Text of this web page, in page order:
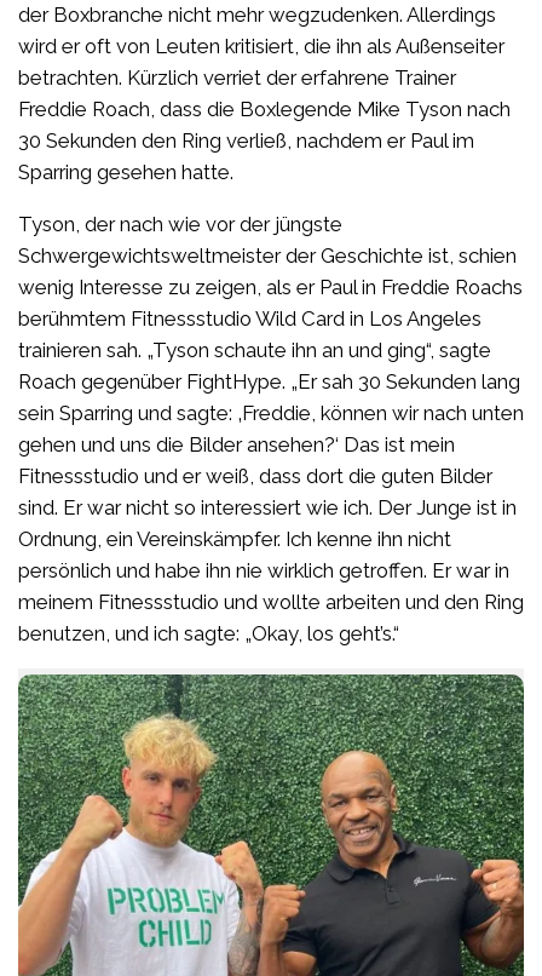
der Boxbranche nicht mehr wegzudenken. Allerdings
wird er oft von Leuten kritisiert, die ihn als Außenseiter
betrachten. Kürzlich verriet der erfahrene Trainer
Freddie Roach, dass die Boxlegende Mike Tyson nach
30 Sekunden den Ring verließ, nachdem er Paul im
Sparring gesehen hatte.
Tyson, der nach wie vor der jüngste
Schwergewichtsweltmeister der Geschichte ist, schien
wenig Interesse zu zeigen, als er Paul in Freddie Roachs
berühmtem Fitnessstudio Wild Card in Los Angeles
trainieren sah. „Tyson schaute ihn an und ging“, sagte
Roach gegenüber FightHype. „Er sah 30 Sekunden lang
sein Sparring und sagte: ‚Freddie, können wir nach unten
gehen und uns die Bilder ansehen?‘ Das ist mein
Fitnessstudio und er weiß, dass dort die guten Bilder
sind. Er war nicht so interessiert wie ich. Der Junge ist in
Ordnung, ein Vereinskämpfer. Ich kenne ihn nicht
persönlich und habe ihn nie wirklich getroffen. Er war in
meinem Fitnessstudio und wollte arbeiten und den Ring
benutzen, und ich sagte: „Okay, los geht’s.“